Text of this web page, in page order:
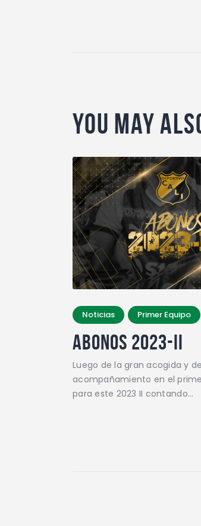
You May
Noticias Primer Equipo
ABONOS 2023-II
Luego de la gran acogida y
acompañamiento en el
para este 2023 II contando…